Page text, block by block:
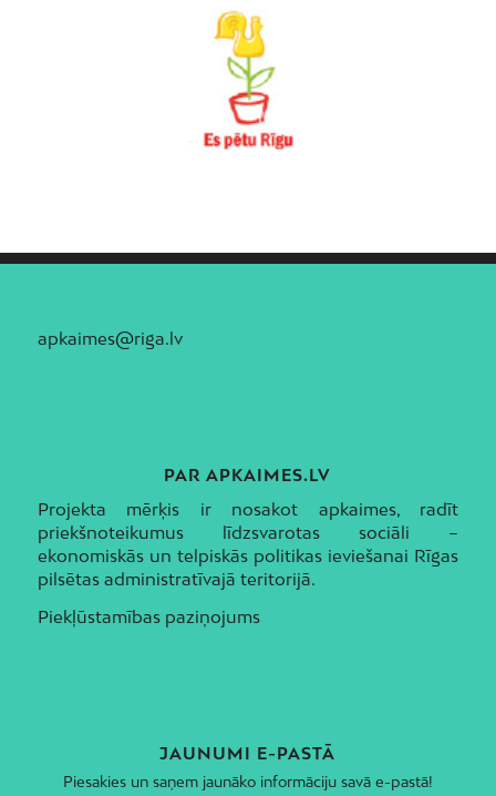
apkaimes@riga.lv
PAR APKAIMES.LV
Projekta mērķis ir nosakot apkaimes, radīt
priekšnoteikumus līdzsvarotas sociāli –
ekonomiskās un telpiskās politikas ieviešanai Rīgas
pilsētas administratīvajā teritorijā.
Piekļūstamības paziņojums
JAUNUMI E-PASTĀ
Piesakies un saņem jaunāko informāciju savā e-pastā!